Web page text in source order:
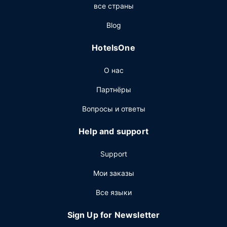
свой ресторан. Загляните в бар/лаунж или бар у
Для удобства гостей предоставляется следующее:
багажа и сейф на стойке регистрации.
все страны
Blog
HotelsOne
О нас
Партнёры
Вопросы и ответы
Help and support
Support
Мои заказы
Все языки
Sign Up for Newsletter